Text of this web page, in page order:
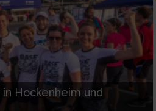
Hockenheim und